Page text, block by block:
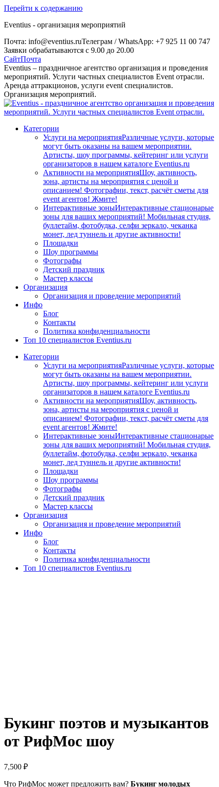
Перейти к содержанию
Eventius - организация мероприятий
Почта: info@eventius.ruТелеграм / WhatsApp: +7 925 11 00 747
Заявки обрабатываются с 9.00 до 20.00
СайтПочта
Eventius – праздничное агентство организация и проведения
мероприятий. Услуги частных специалистов Event отрасли.
Аренда аттракционов, услуги event специалистов.
Организация мероприятий.
Категории
Услуги на мероприятияРазличные услуги, которые
могут быть оказаны на вашем мероприятии.
Артисты, шоу программы, кейтеринг или услуги
организаторов в нашем каталоге Eventius.ru
Активности на мероприятияШоу, активность,
зона, артисты на мероприятия с ценой и
описанием! Фотографии, текст, расчёт сметы для
event агентов! Жмите!
Интерактивные зоныИнтерактивные стационарые
зоны для ваших мероприятий! Мобильная студия,
буллетайм, фотобудка, селфи зеркало, чеканка
монет, лед туннель и другие активности!
Площадки
Шоу программы
Фотографы
Детский праздник
Мастер классы
Организация
Организация и проведение мероприятий
Инфо
Блог
Контакты
Политика конфиденциальности
Топ 10 специалистов Eventius.ru
Категории
Услуги на мероприятияРазличные услуги, которые
могут быть оказаны на вашем мероприятии.
Артисты, шоу программы, кейтеринг или услуги
организаторов в нашем каталоге Eventius.ru
Активности на мероприятияШоу, активность,
зона, артисты на мероприятия с ценой и
описанием! Фотографии, текст, расчёт сметы для
event агентов! Жмите!
Интерактивные зоныИнтерактивные стационарые
зоны для ваших мероприятий! Мобильная студия,
буллетайм, фотобудка, селфи зеркало, чеканка
монет, лед туннель и другие активности!
Площадки
Шоу программы
Фотографы
Детский праздник
Мастер классы
Организация
Организация и проведение мероприятий
Инфо
Блог
Контакты
Политика конфиденциальности
Топ 10 специалистов Eventius.ru
Букинг поэтов и музыкантов
от РифМос шоу
7,500 ₽
Что РифМос может предложить вам? Букинг молодых